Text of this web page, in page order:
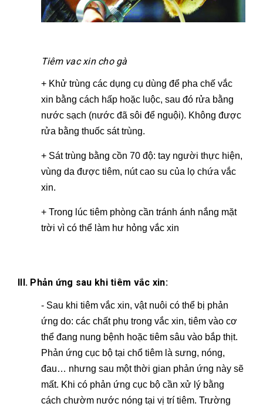
Tiêm vac xin cho gà
+ Khử trùng các dụng cụ dùng để pha chế vắc
xin bằng cách hấp hoặc luộc, sau đó rửa bằng
nước sạch (nước đã sôi để nguội). Không được
rửa bằng thuốc sát trùng.
+ Sát trùng bằng cồn 70 độ: tay người thực hiện,
vùng da được tiêm, nút cao su của lọ chứa vắc
xin.
+ Trong lúc tiêm phòng cần tránh ánh nắng mặt
trời vì có thể làm hư hỏng vắc xin
III. Phản ứng sau khi tiêm vắc xin:
- Sau khi tiêm vắc xin, vật nuôi có thể bị phản
ứng do: các chất phụ trong vắc xin, tiêm vào cơ
thể đang nung bệnh hoặc tiêm sâu vào bắp thịt.
Phản ứng cục bộ tại chổ tiêm là sưng, nóng,
đau… nhưng sau một thời gian phản ứng này sẽ
mất. Khi có phản ứng cục bộ cần xử lý bằng
cách chườm nước nóng tại vị trí tiêm. Trường